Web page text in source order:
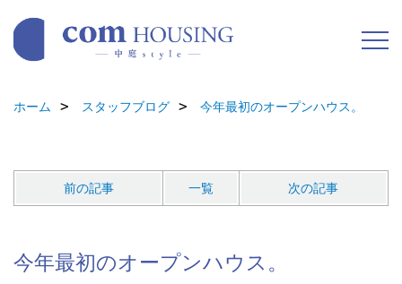
ホーム スタッフブログ 今年最初のオープンハウス。
前の記事 一覧 次の記事
今年最初のオープンハウス。